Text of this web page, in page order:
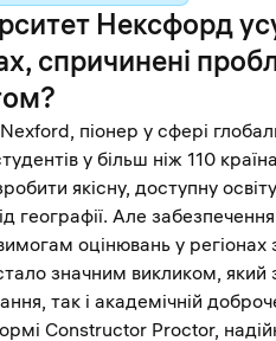
Нексфорд
спричинені
піонер у сфері
у більш ніж 110
якісну, доступну
географії. Але
оцінювань у регіонах
значним викликом, який
так і академічній
Constructor Proctor,